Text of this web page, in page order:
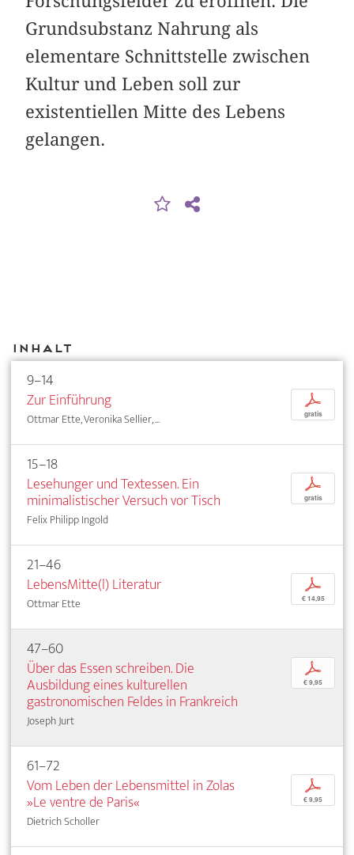
Grundsubstanz Nahrung als
elementare Schnittstelle zwischen
Kultur und Leben soll zur
existentiellen Mitte des Lebens
gelangen.
Inhalt
9–14
Zur Einführung
Ottmar Ette, Veronika Sellier, ...
p
gratis
15–18
Lesehunger und Textessen. Ein
minimalistischer Versuch vor Tisch
Felix Philipp Ingold
p
gratis
21–46
LebensMitte(l) Literatur
Ottmar Ette
p
€ 14,95
47–60
Über das Essen schreiben. Die
Ausbildung eines kulturellen
gastronomischen Feldes in Frankreich
Joseph Jurt
p
€ 9,95
61–72
Vom Leben der Lebensmittel in Zolas
»Le ventre de Paris«
Dietrich Scholler
p
€ 9,95